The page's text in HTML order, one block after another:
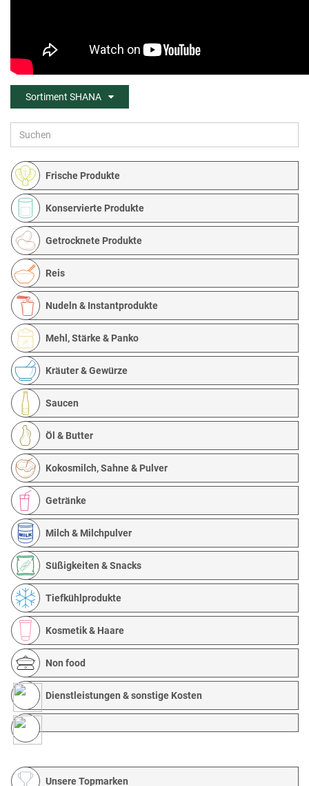
Frische Produkte
Konservierte Produkte
Getrocknete Produkte
Reis
Nudeln & Instantprodukte
Mehl, Stärke & Panko
Kräuter & Gewürze
Saucen
Öl & Butter
Kokosmilch, Sahne & Pulver
Getränke
Milch & Milchpulver
Süßigkeiten & Snacks
Tiefkühlprodukte
Kosmetik & Haare
Non food
Dienstleistungen & sonstige Kosten
Unsere Topmarken
Sortiment SHANA